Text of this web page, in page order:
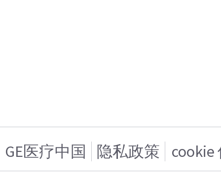
GE医疗中国 隐私政策 cookie